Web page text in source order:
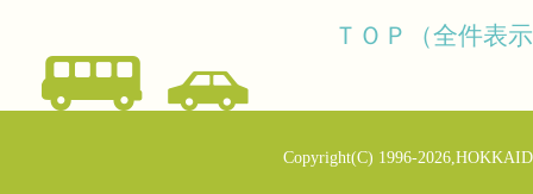
ＴＯＰ（全件表
Copyright(C) 1996-